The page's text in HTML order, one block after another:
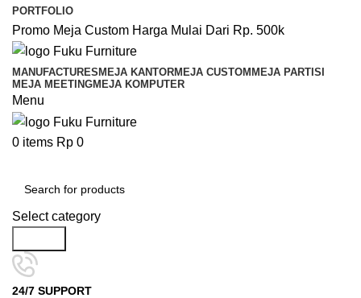
PORTFOLIO
Promo Meja Custom Harga Mulai Dari Rp. 500k
MANUFACTURES MEJA KANTORMEJA CUSTOM MEJA PARTISI
MEJA MEETINGMEJA KOMPUTER
Menu
0 items Rp 0
Select category
24/7 SUPPORT